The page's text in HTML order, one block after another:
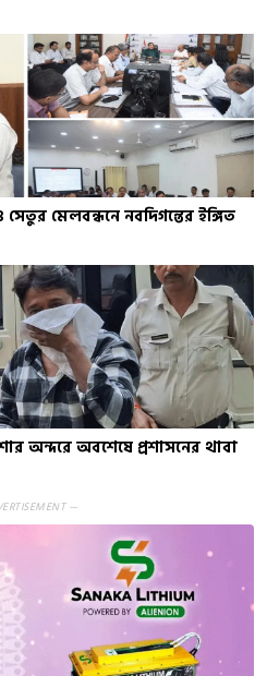
মেলবন্ধনে নবদিগন্তের ইঙ্গিত
অন্দরে অবশেষে প্রশাসনের থাবা
—